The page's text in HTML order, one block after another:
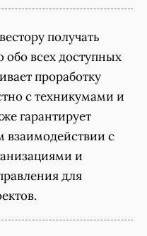
получать
всех доступных
проработку
с техникумами и
гарантирует
взаимодействии с
и
для